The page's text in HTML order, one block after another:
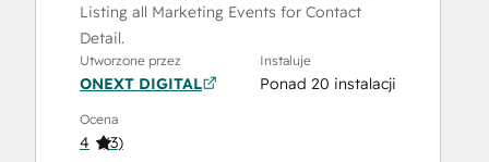
Listing all Marketing Events for Contact
Detail.
Utworzone przez
ONEXT DIGITAL
Instaluje
Ponad 20 instalacji
Ocena
4 (3)